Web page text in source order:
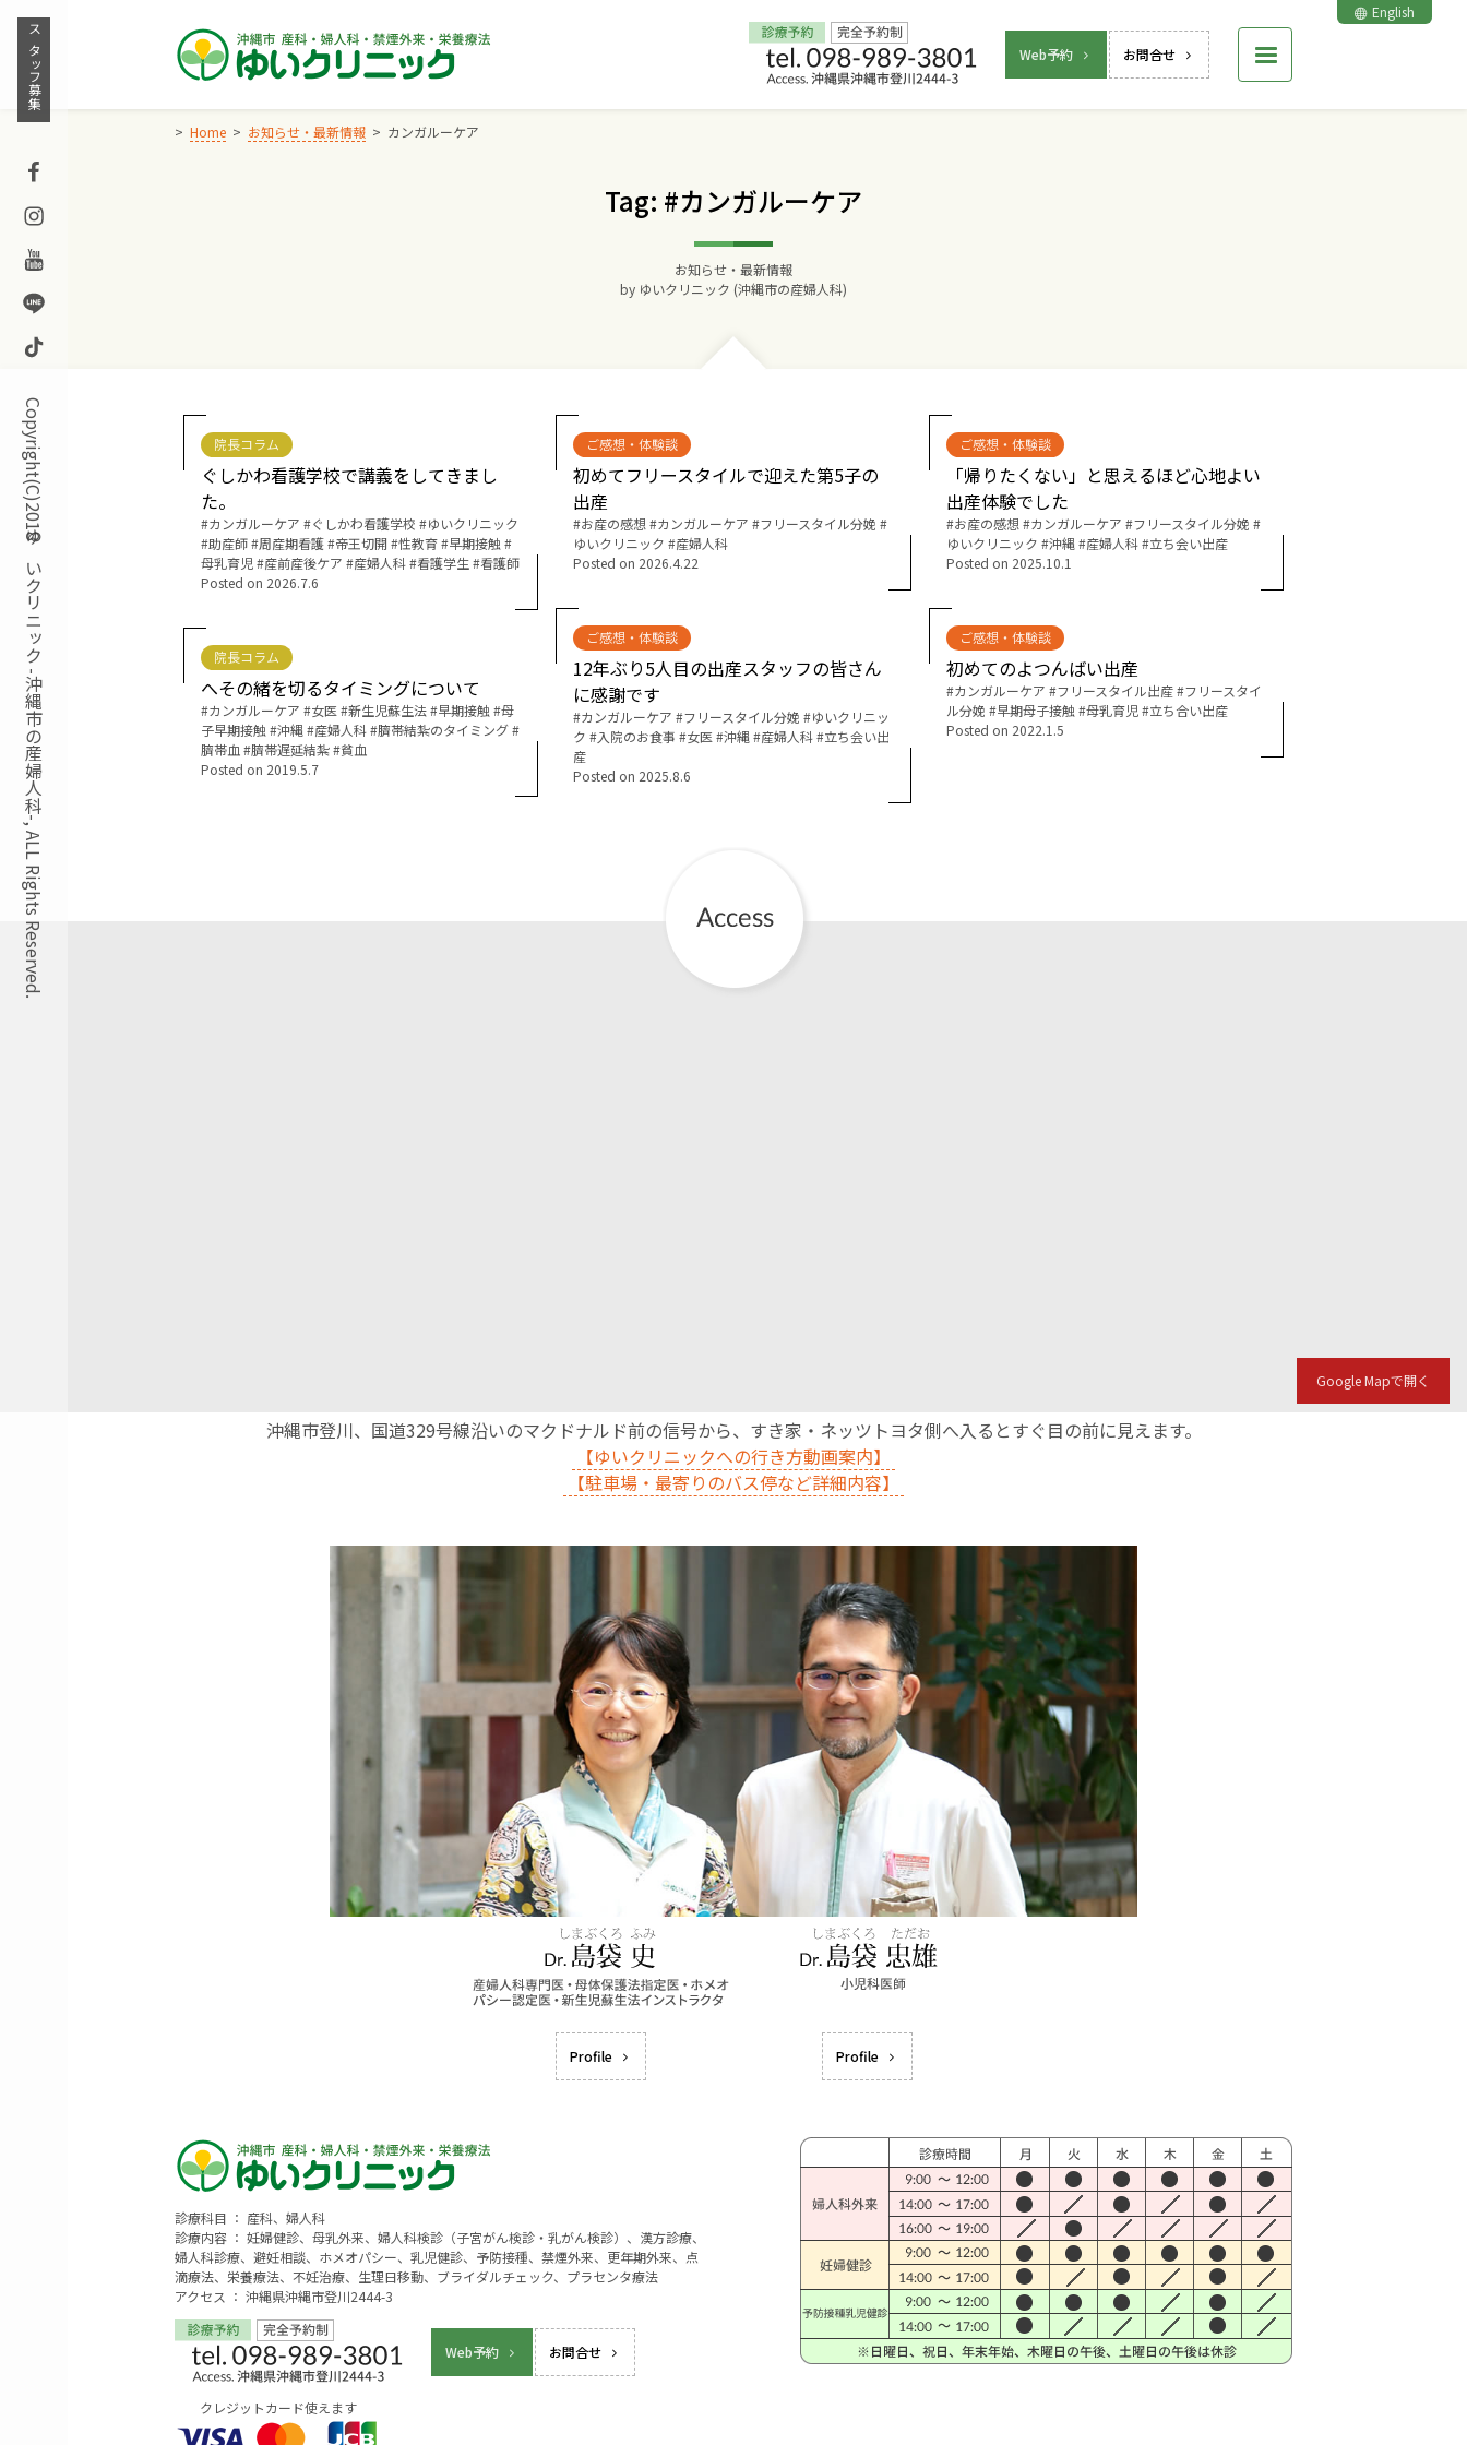
Skip
content
Web予約 お問合せ
English
スタッフ募集
Facebook
Instagram
Youtube
Line
TikTok
Copyright(C)2018ゆいクリニック -沖縄市の産婦人科-, ALL Rights Reserved.
Home お知らせ・最新情報 カンガルーケア
Tag: #カンガルーケア
お知らせ・最新情報
by ゆいクリニック (沖縄市の産婦人科)
院長コラム
ぐしかわ看護学校で講義をしてきまし
た。
Tags:
カンガルーケア ぐしかわ看護学校
ゆいクリニック
助産師
周産期看護 帝王切開 性教育
早期接触
母乳育児
産前産後ケア 産婦人科 看護学生
看護師
Posted on 2026.7.6
ご感想・体験談
初めてフリースタイルで迎えた第5子の
出産
Tags:
お産の感想 カンガルーケア
フリースタイル分娩
ゆいクリニック
産婦人科
Posted on 2026.4.22
ご感想・体験談
「帰りたくない」と思えるほど心地よい
出産体験でした
Tags:
お産の感想 カンガルーケア
フリースタイル分娩
ゆいクリニック
沖縄 産婦人科 立ち会い出産
Posted on 2025.10.1
ご感想・体験談
12年ぶり5人目の出産スタッフの皆さん
に感謝です
Tags:
カンガルーケア フリースタイル分娩
ゆいクリニッ
ク
入院のお食事 女医 沖縄 産婦人科
立ち会い出
産
Posted on 2025.8.6
ご感想・体験談
初めてのよつんばい出産
Tags:
カンガルーケア フリースタイル出産 フリースタイ
ル分娩
早期母子接触 母乳育児 立ち合い出産
Posted on 2022.1.5
院長コラム
へその緒を切るタイミングについて
Tags:
カンガルーケア 女医 新生児蘇生法 早期接触
母
子早期接触
沖縄 産婦人科 臍帯結紮のタイミング
臍帯血
臍帯遅延結紮
貧血
Posted on 2019.5.7
Google Mapで開く
沖縄市登川、国道329号線沿いのマクドナルド前の信号から、すき家・ネッツトヨタ側へ入るとすぐ目の前に見えます。
【ゆいクリニックへの行き方動画案内】
【駐車場・最寄りのバス停など詳細内容】
Profile Profile
診療科目 ： 産科、婦人科
診療内容 ： 妊婦健診、母乳外来、婦人科検診（子宮がん検診・乳がん検診）、漢方診療、
婦人科診療、避妊相談、ホメオパシー、乳児健診、予防接種、禁煙外来、更年期外来、点
滴療法、栄養療法、不妊治療、生理日移動、ブライダルチェック、プラセンタ療法
アクセス ： 沖縄県沖縄市登川2444-3
Web予約 お問合せ
クレジットカード使えます
交通アクセス
院長からのごあいさつ
ゆいクリニックの経営理念
妊婦健診
お産について
母乳育児
予防接種
その他の診療内容
遠方にお住まいで当院での出産を希望される方へ
医師プロフィール